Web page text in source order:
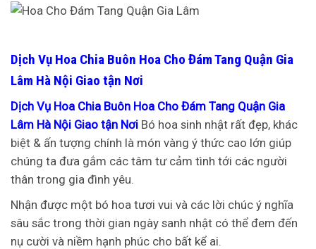
Dịch Vụ Hoa Chia Buôn Hoa Cho Đám Tang Quận Gia
Lâm Hà Nội Giao tận Nơi
Dịch Vụ Hoa Chia Buôn Hoa Cho Đám Tang Quận Gia
Lâm Hà Nội Giao tận Nơi Bó hoa sinh nhật rất đẹp, khác
biệt & ấn tượng chính là món vàng ý thức cao lớn giúp
chúng ta đưa gắm các tâm tư cảm tình tới các người
thân trong gia đình yêu.
Nhận được một bó hoa tươi vui và các lời chúc ý nghĩa
sâu sắc trong thời gian ngày sanh nhật có thể đem đến
nụ cười và niềm hạnh phúc cho bất kể ai.